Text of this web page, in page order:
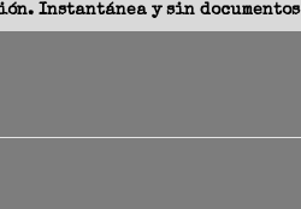
Instantánea y sin documentos